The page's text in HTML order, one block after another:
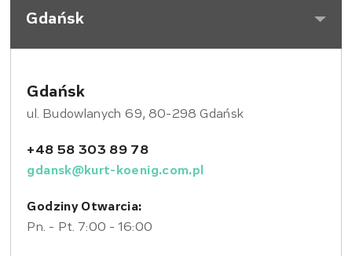
Gdańsk
Gdańsk
ul. Budowlanych 69, 80-298 Gdańsk
+48 58 303 89 78
gdansk@kurt-koenig.com.pl
Godziny Otwarcia:
Pn. - Pt. 7:00 - 16:00